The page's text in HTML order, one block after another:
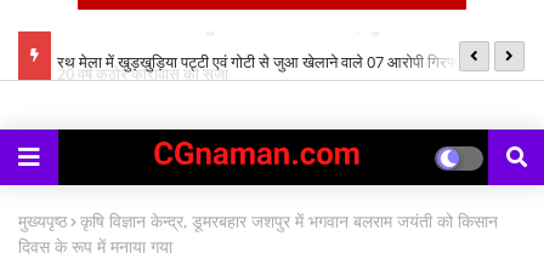
को रथ मेला में खुड़खुड़िया पट्टी एवं गोटी से जुआ खेलाने वाले 07 आरोपी गिरफ्तार
मुख्यपृष्ठ कृषि विज्ञान केन्द्र, डूमरबहार जशपुर में भगवान बलराम जयंती को किसान
दिवस के रूप में मनाया गया